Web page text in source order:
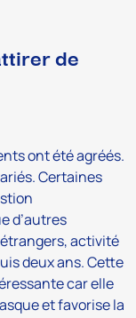
de
ont été agréés.
Certaines
d’autres
activité
deux ans. Cette
car elle
et favorise la